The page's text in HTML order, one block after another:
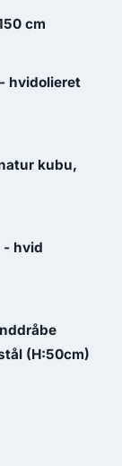
cm
hvidolieret
kubu,
- hvid
(H:50cm)